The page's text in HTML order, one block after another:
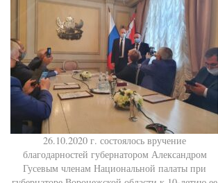
26.10.2020 г. состоялось вручение
благодарностей губернатором Александром
Гусевым членам Национальной палаты при